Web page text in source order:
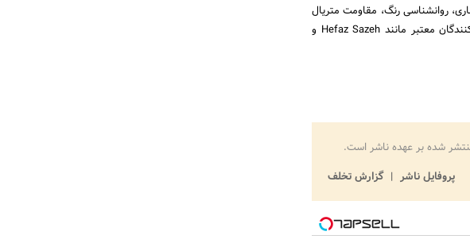
روانشناسی رنگ، مقاومت متریال
و نیازهای محیطی انجام شود. استفاده از تکنیک‌های پوشش پیشرفته توسط تولیدکنندگان معتبر مانند Hefaz Sazeh و
شده بر عهده ناشر است.
پروفایل ناشر
گزارش تخلف